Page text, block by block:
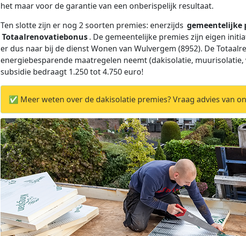
het maar voor de garantie van een onberispelijk resultaat.
Ten slotte zijn er nog 2 soorten premies: enerzijds gemeentelijke
Totaalrenovatiebonus. De gemeentelijke premies zijn eigen
er dus naar bij de dienst Wonen van Wulvergem (8952). De
energiebesparende maatregelen neemt (dakisolatie,
subsidie bedraagt 1.250 tot 4.750 euro!
✅ Meer weten over de dakisolatie premies? Vraag advies van